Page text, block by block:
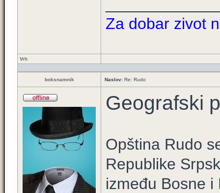
Za dobar zivot
Vrh
boksnamnik Naslov: Re: Rudo
Geografski
Opština Rudo
Republike
između Bosne